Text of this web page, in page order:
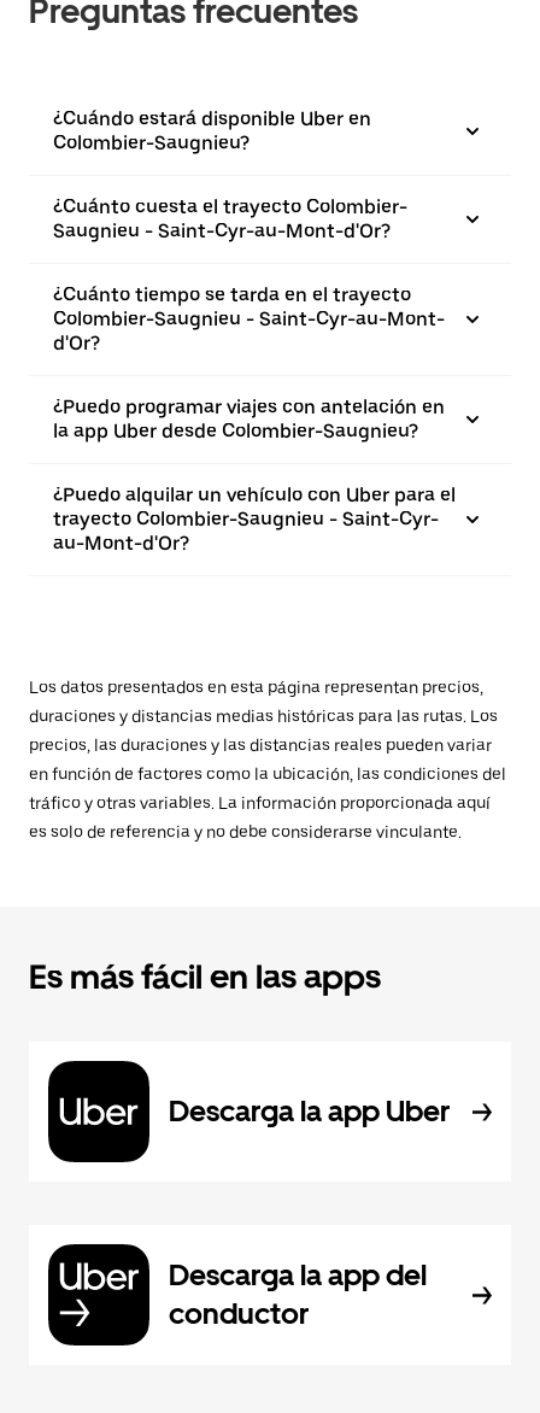
Preguntas frecuentes
¿Cuándo estará disponible Uber en
Colombier-Saugnieu?
¿Cuánto cuesta el trayecto Colombier-
Saugnieu - Saint-Cyr-au-Mont-d'Or?
¿Cuánto tiempo se tarda en el trayecto
Colombier-Saugnieu - Saint-Cyr-au-Mont-
d'Or?
¿Puedo programar viajes con antelación en
la app Uber desde Colombier-Saugnieu?
¿Puedo alquilar un vehículo con Uber para el
trayecto Colombier-Saugnieu - Saint-Cyr-
au-Mont-d'Or?
Los datos presentados en esta página representan precios,
duraciones y distancias medias históricas para las rutas. Los
precios, las duraciones y las distancias reales pueden variar
en función de factores como la ubicación, las condiciones del
tráfico y otras variables. La información proporcionada aquí
es solo de referencia y no debe considerarse vinculante.
Es más fácil en las apps
Descarga la app Uber
Descarga la app del
conductor